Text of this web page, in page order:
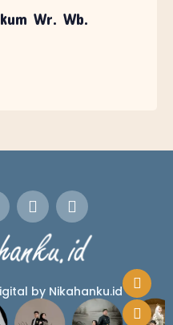
Wr. Wb.
by Nikahanku.id